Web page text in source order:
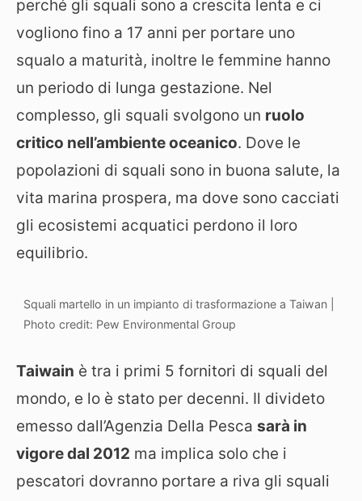
perché gli squali sono a crescita lenta e ci
vogliono fino a 17 anni per portare uno
squalo a maturità, inoltre le femmine hanno
un periodo di lunga gestazione. Nel
complesso, gli squali svolgono un ruolo
critico nell’ambiente oceanico. Dove le
popolazioni di squali sono in buona salute, la
vita marina prospera, ma dove sono cacciati
gli ecosistemi acquatici perdono il loro
equilibrio.
Squali martello in un impianto di trasformazione a Taiwan |
Photo credit: Pew Environmental Group
Taiwain è tra i primi 5 fornitori di squali del
mondo, e lo è stato per decenni. Il divideto
emesso dall’Agenzia Della Pesca sarà in
vigore dal 2012 ma implica solo che i
pescatori dovranno portare a riva gli squali